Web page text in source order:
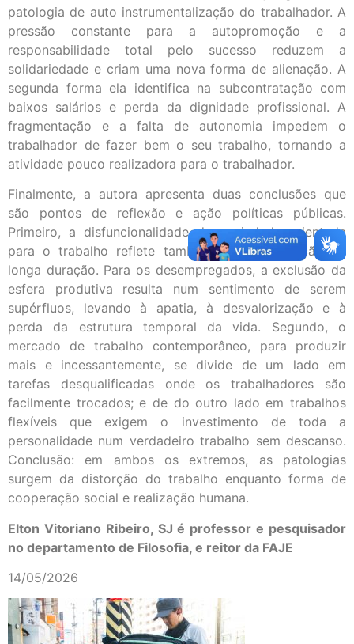
patologia de auto instrumentalização do trabalhador. A
pressão constante para a autopromoção e a
responsabilidade total pelo sucesso reduzem a
solidariedade e criam uma nova forma de alienação. A
segunda forma ela identifica na subcontratação com
baixos salários e perda da dignidade profissional. A
fragmentação e a falta de autonomia impedem o
trabalhador de fazer bem o seu trabalho, tornando a
atividade pouco realizadora para o trabalhador.
Finalmente, a autora apresenta duas conclusões que
são pontos de reflexão e ação políticas públicas.
Primeiro, a disfuncionalidade da sociedade orientada
para o trabalho reflete também na desocupação de
longa duração. Para os desempregados, a exclusão da
esfera produtiva resulta num sentimento de serem
supérfluos, levando à apatia, à desvalorização e à
perda da estrutura temporal da vida. Segundo, o
mercado de trabalho contemporâneo, para produzir
mais e incessantemente, se divide de um lado em
tarefas desqualificadas onde os trabalhadores são
facilmente trocados; e de do outro lado em trabalhos
flexíveis que exigem o investimento de toda a
personalidade num verdadeiro trabalho sem descanso.
Conclusão: em ambos os extremos, as patologias
surgem da distorção do trabalho enquanto forma de
cooperação social e realização humana.
Elton Vitoriano Ribeiro, SJ é professor e pesquisador
no departamento de Filosofia, e reitor da FAJE
14/05/2026